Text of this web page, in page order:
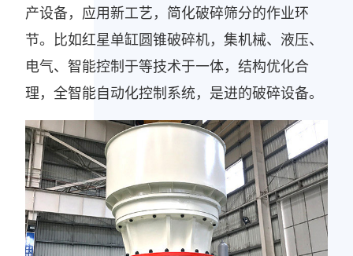
产设备，应用新工艺，简化破碎筛分的作业环
节。比如红星单缸圆锥破碎机，集机械、液压、
电气、智能控制于等技术于一体，结构优化合
理，全智能自动化控制系统，是进的破碎设备。